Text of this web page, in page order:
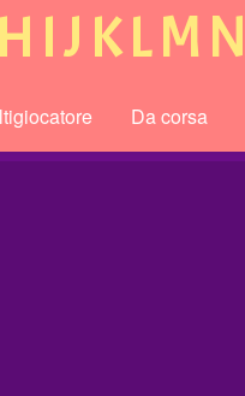
IJ KLMN
Da corsa